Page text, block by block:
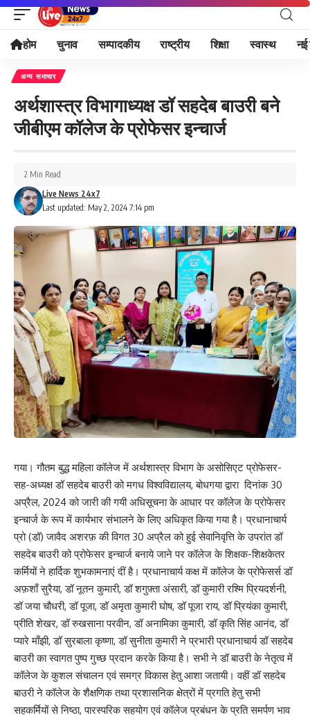
होम चुनाव सम्पादकीय राष्ट्रीय शिक्षा स्वास्थ नई
अन्य समाचार
अर्थशास्त्र विभागाध्यक्ष डॉ सहदेब बाउरी बने
जीबीएम कॉलेज के प्रोफेसर इन्चार्ज
Last updated: May 2, 2024 7:14 pm
Live News 24x7
2 Min Read
गया। गौतम बुद्ध महिला कॉलेज में अर्थशास्त्र विभाग के असोसिएट प्रोफेसर-
सह-अध्यक्ष डॉ सहदेब बाउरी को मगध विश्वविद्यालय, बोधगया द्वारा दिनांक 30
अप्रैल, 2024 को जारी की गयी अधिसूचना के आधार पर कॉलेज के प्रोफेसर
इन्चार्ज के रूप में कार्यभार संभालने के लिए अधिकृत किया गया है। प्रधानाचार्य
प्रो (डॉ) जावैद अशरफ़ की विगत 30 अप्रैल को हुई सेवानिवृत्ति के उपरांत डॉ
सहदेब बाउरी को प्रोफेसर इन्चार्ज बनाये जाने पर कॉलेज के शिक्षक-शिक्षकेतर
कर्मियों ने हार्दिक शुभकामनाएं दीं है। प्रधानाचार्य कक्ष में कॉलेज के प्रोफेसर्स डॉ
अफ़शाँ सुरैया, डॉ नूतन कुमारी, डॉ शगुफ़्ता अंसारी, डॉ कुमारी रश्मि प्रियदर्शनी,
डॉ जया चौधरी, डॉ पूजा, डॉ अमृता कुमारी घोष, डॉ पूजा राय, डॉ प्रियंका कुमारी,
प्रीति शेखर, डॉ रुखसाना परवीन, डॉ अनामिका कुमारी, डॉ कृति सिंह आनंद, डॉ
प्यारे माँझी, डॉ सुरबाला कृष्णा, डॉ सुनीता कुमारी ने प्रभारी प्रधानाचार्य डॉ सहदेब
बाउरी का स्वागत पुष्प गुच्छ प्रदान करके किया है। सभी ने डॉ बाउरी के नेतृत्व में
कॉलेज के कुशल संचालन एवं समग्र विकास हेतु आशा जतायी। वहीं डॉ सहदेब
बाउरी ने कॉलेज के शैक्षणिक तथा प्रशासनिक क्षेत्रों में प्रगति हेतु सभी
सहकर्मियों से निष्ठा, पारस्परिक सहयोग एवं कॉलेज प्रबंधन के प्रति समर्पण भाव